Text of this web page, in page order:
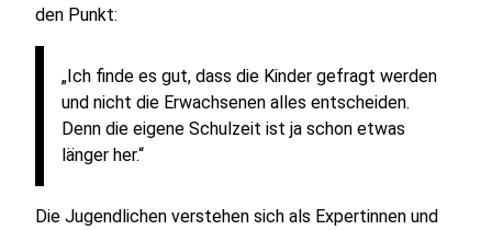
den Punkt:
„Ich finde es gut, dass die Kinder gefragt werden
und nicht die Erwachsenen alles entscheiden.
Denn die eigene Schulzeit ist ja schon etwas
länger her.“
Die Jugendlichen verstehen sich als Expertinnen und